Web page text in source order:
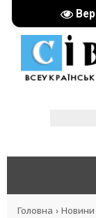
Головна › Новини